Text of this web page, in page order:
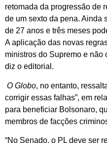
retomada da progressão de
de um sexto da pena. Ainda
de 27 anos e três meses
A aplicação das novas
ministros do Supremo e não
diz o editorial.
O Globo, no entanto,
corrigir essas falhas”, em
para beneficiar Bolsonaro,
membros de facções
“No Senado, o PL deve ser